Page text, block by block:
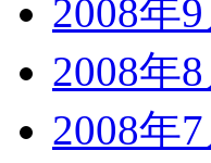
2008年9
2008年8
2008年7